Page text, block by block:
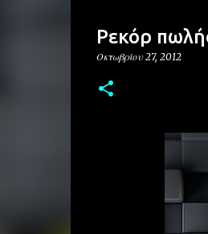
Ρεκόρ
Οκτωβρίου 27, 2012